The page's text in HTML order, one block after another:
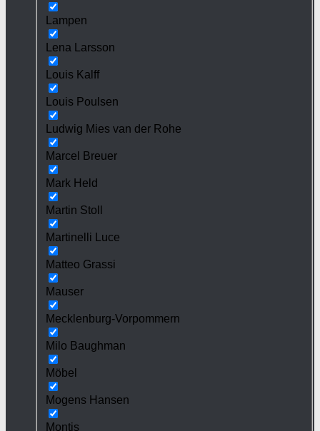
Lampen
Lena Larsson
Louis Kalff
Louis Poulsen
Ludwig Mies van der Rohe
Marcel Breuer
Mark Held
Martin Stoll
Martinelli Luce
Matteo Grassi
Mauser
Mecklenburg-Vorpommern
Milo Baughman
Möbel
Mogens Hansen
Montis